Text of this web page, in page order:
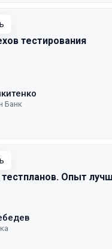
тестирования
Банк
Опыт